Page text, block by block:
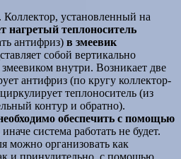
. Коллектор, установленный на
нагретый теплоноситель
антифриз) в змеевик
собой вертикально
внутри. Возникает две
антифриз (по кругу коллектор-
теплоноситель (из
контур и обратно).
обеспечить с помощью
иначе система работать не будет.
можно организовать как